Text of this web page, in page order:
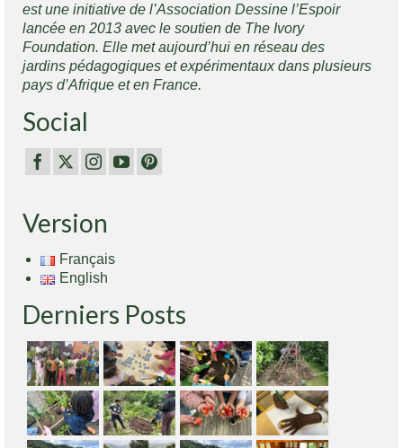
est une initiative de l’Association Dessine l’Espoir
lancée en 2013 avec le soutien de The Ivory
Foundation. Elle met aujourd’hui en réseau des
jardins pédagogiques et expérimentaux dans plusieurs
pays d’Afrique et en France.
Social
Version
Français
English
Derniers Posts